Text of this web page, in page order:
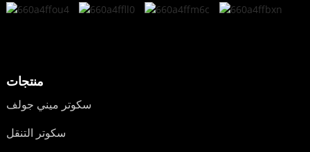
منتجات
سكوتر ميني جولف
سكوتر التنقل